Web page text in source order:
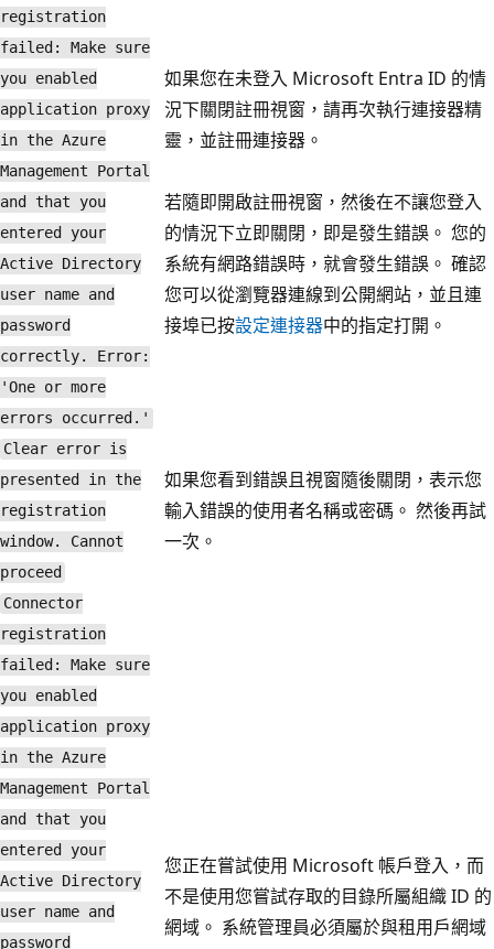
registration
failed: Make sure
you enabled
application proxy
in the Azure
Management Portal
and that you
entered your
Active Directory
user name and
password
correctly. Error:
'One or more
errors occurred.'
如果您在未登入 Microsoft Entra ID 的情
況下關閉註冊視窗，請再次執行連接器精
靈，並註冊連接器。
若隨即開啟註冊視窗，然後在不讓您登入
的情況下立即關閉，即是發生錯誤。 您的
系統有網路錯誤時，就會發生錯誤。 確認
您可以從瀏覽器連線到公開網站，並且連
接埠已按設定連接器中的指定打開。
Clear error is
presented in the
registration
window. Cannot
proceed
如果您看到錯誤且視窗隨後關閉，表示您
輸入錯誤的使用者名稱或密碼。 然後再試
一次。
Connector
registration
failed: Make sure
you enabled
application proxy
in the Azure
Management Portal
and that you
entered your
Active Directory
user name and
password
您正在嘗試使用 Microsoft 帳戶登入，而
不是使用您嘗試存取的目錄所屬組織 ID 的
網域。 系統管理員必須屬於與租用戶網域